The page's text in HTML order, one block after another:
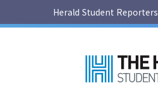
Herald Student Reporters